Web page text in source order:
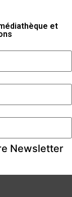
et
Newsletter